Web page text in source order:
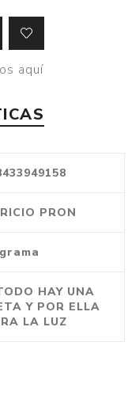
aquí
PRON
HAY UNA
Y POR ELLA
LA LUZ